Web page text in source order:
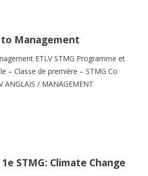
Management
ETLV STMG Programme et
– Classe de première – STMG Co
ANGLAIS / MANAGEMENT
STMG: Climate Change